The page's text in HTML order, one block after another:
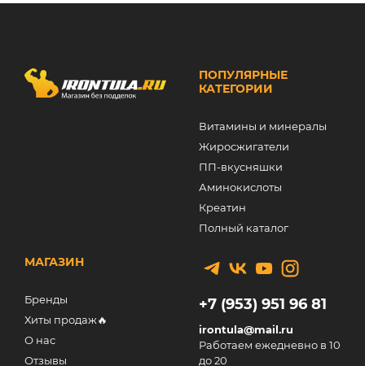
ПОПУЛЯРНЫЕ
КАТЕГОРИИ
Витамины и минералы
Жиросжигатели
ПП-вкусняшки
Аминокислоты
Креатин
Полный каталог
МАГАЗИН
Бренды
Хиты продаж🔥
О нас
Отзывы
+7 (953) 951 96 81
irontula@mail.ru
Работаем ежедневно в 10
до 20